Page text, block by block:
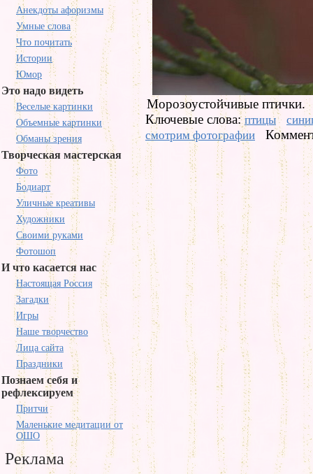
Анекдоты афоризмы
Умные слова
Что почитать
Истории
Юмор
Это надо видеть
Веселые картинки
Объемные картинки
Обманы зрения
Творческая мастерская
Фото
Бодиарт
Уличные креативы
Художники
Своими руками
Фотошоп
И что касается нас
Настоящая Россия
Загадки
Игры
Наше творчество
Лица сайта
Праздники
Познаем себя и
рефлексируем
Притчи
Маленькие медитации от
ОШО
Реклама
Морозоустойчивые птички.
Ключевые слова:птицы
смотрим фотографии